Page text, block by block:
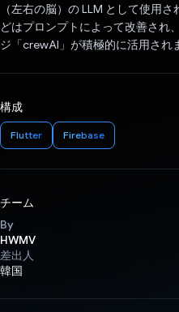
（左右の脳）の LLM として使用
どはプロンプトによって改善され
ジ「crewAI」が積極的に活用され
構成
Flutter Firebase
チーム
By
HWMV
差出人
韓国